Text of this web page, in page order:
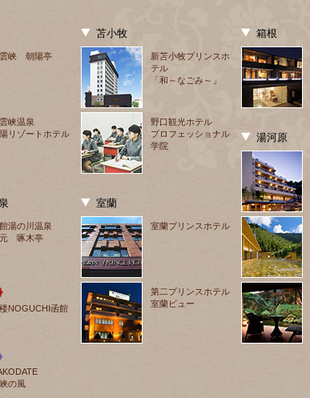
峡 朝陽亭
峡温泉
リゾートホテル
湯の川温泉
啄木亭
NOGUCHI函館
の風
苫小牧
新苫小牧プリンスホ
テル
「和～なごみ～」
野口観光ホテル
プロフェッショナル
学院
室蘭
室蘭プリンスホテル
第二プリンスホテル
室蘭ビュー
箱根
湯河原